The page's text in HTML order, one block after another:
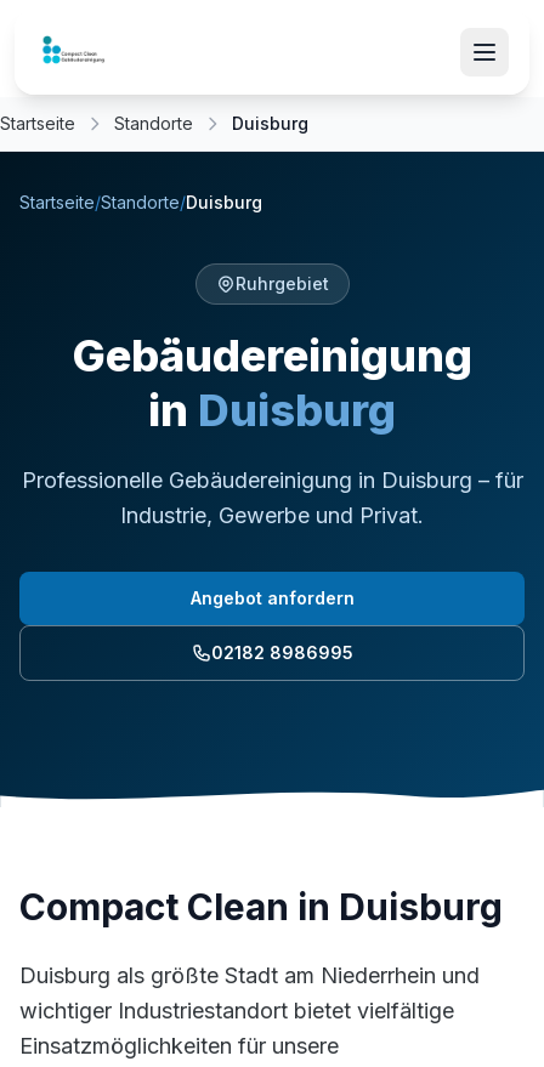
Startseite Standorte Duisburg
Startseite/Standorte/Duisburg
Ruhrgebiet
Gebäudereinigung
in Duisburg
Professionelle Gebäudereinigung in Duisburg – für
Industrie, Gewerbe und Privat.
Angebot anfordern
02182 8986995
Compact Clean in Duisburg
Duisburg als größte Stadt am Niederrhein und
wichtiger Industriestandort bietet vielfältige
Einsatzmöglichkeiten für unsere